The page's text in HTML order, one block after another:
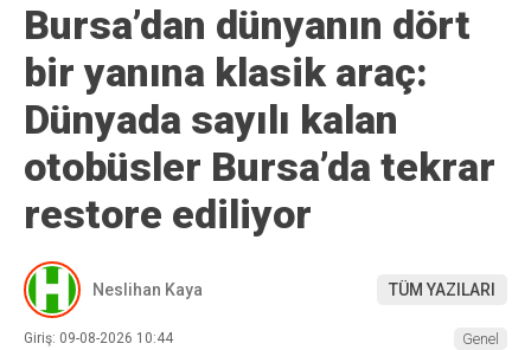
Bursa’dan dünyanın dört
bir yanına klasik araç:
Dünyada sayılı kalan
otobüsler Bursa’da tekrar
restore ediliyor
Neslihan Kaya TÜM YAZILARI
Giriş: 09-08-2026 10:44
Genel